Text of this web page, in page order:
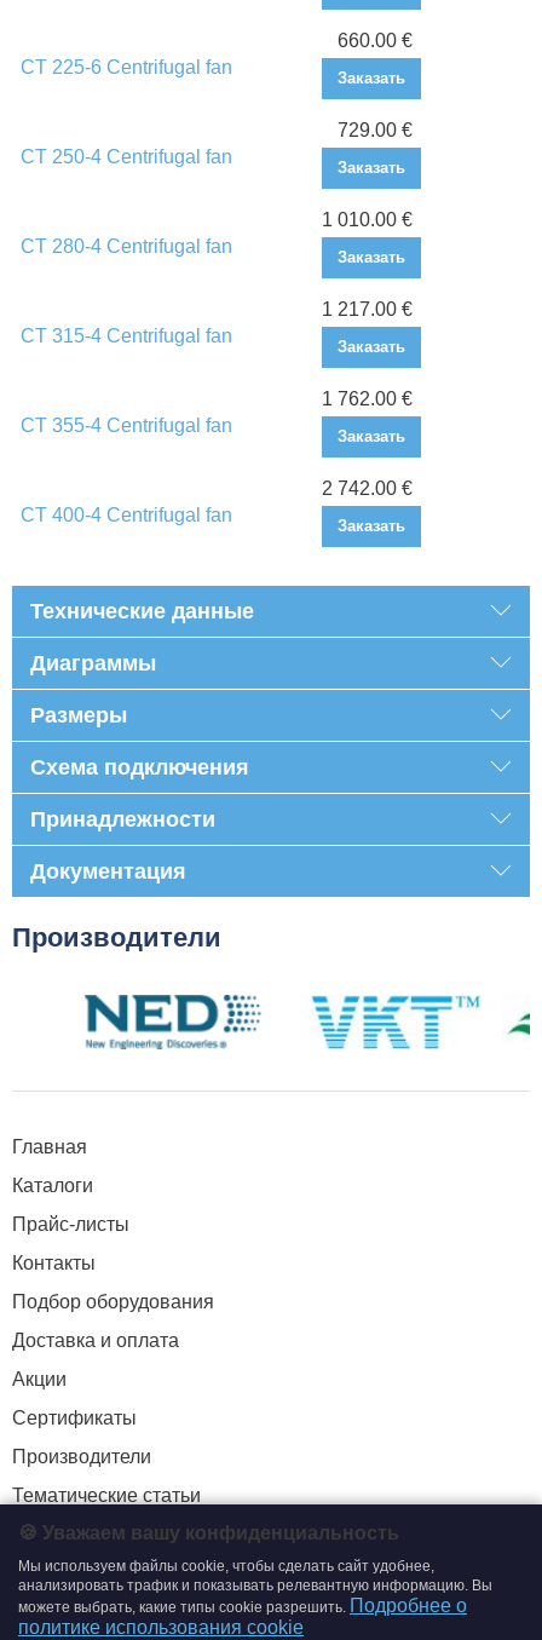
CT 225-6 Centrifugal fan
660.00 €
Заказать
CT 250-4 Centrifugal fan
729.00 €
Заказать
CT 280-4 Centrifugal fan
1 010.00 €
Заказать
CT 315-4 Centrifugal fan
1 217.00 €
Заказать
CT 355-4 Centrifugal fan
1 762.00 €
Заказать
CT 400-4 Centrifugal fan
2 742.00 €
Заказать
Технические данные
Диаграммы
Размеры
Схема подключения
Принадлежности
Документация
Производители
Главная
Каталоги
Прайс-листы
Контакты
Подбор оборудования
Доставка и оплата
Акции
Сертификаты
Производители
Тематические статьи
+7 (495) 204-19-33
zakaz@smtrading.ru
🍪 Уважаем вашу конфиденциальность
Мы используем файлы cookie, чтобы сделать сайт удобнее,
анализировать трафик и показывать релевантную информацию. Вы
можете выбрать, какие типы cookie разрешить. Подробнее о
политике использования cookie